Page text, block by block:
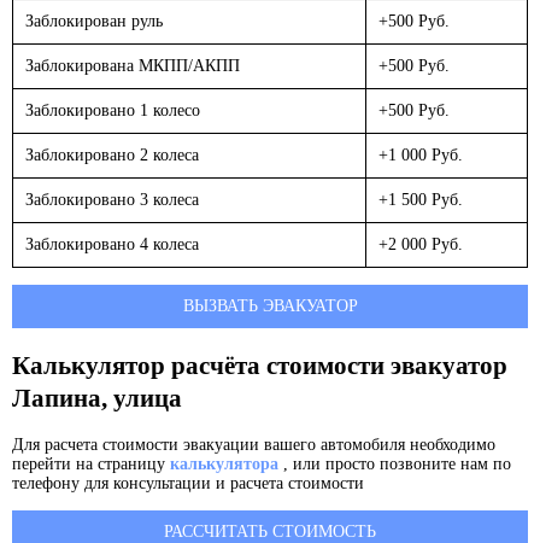
Заблокирован руль +500 Руб.
Заблокирована МКПП/АКПП +500 Руб.
Заблокировано 1 колесо +500 Руб.
Заблокировано 2 колеса +1 000 Руб.
Заблокировано 3 колеса +1 500 Руб.
Заблокировано 4 колеса +2 000 Руб.
ВЫЗВАТЬ ЭВАКУАТОР
Калькулятор расчёта стоимости эвакуатор
Лапина, улица
Для расчета стоимости эвакуации вашего автомобиля необходимо
перейти на страницу калькулятора , или просто позвоните нам по
телефону для консультации и расчета стоимости
РАССЧИТАТЬ СТОИМОСТЬ